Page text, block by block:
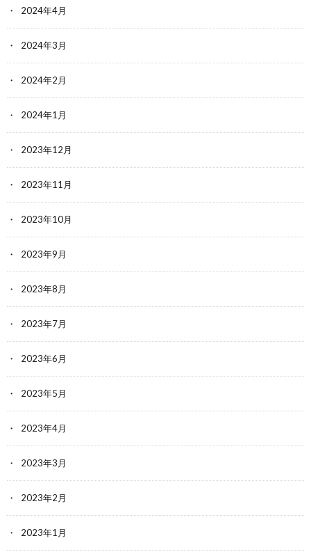
2024年4月
2024年3月
2024年2月
2024年1月
2023年12月
2023年11月
2023年10月
2023年9月
2023年8月
2023年7月
2023年6月
2023年5月
2023年4月
2023年3月
2023年2月
2023年1月